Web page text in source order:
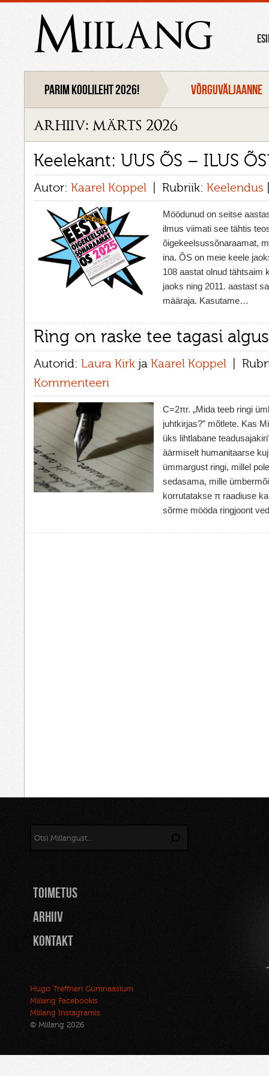
Miilang
Parim koolileht 2026! VÕRGUVÄLJAANNE
arhiiv: märts 2026
Keelekant: UUS ÕS – ILUS
Autor: Kaarel Koppel Rubriik: Keelendus
Möödunud on seitse
ilmus viimati see tähtis
õigekeelsussõnaraamat,
ina. ÕS on meie keele
108 aastat olnud tähtsaim
jaoks ning 2011. aastast
määraja. Kasutame…
Ring on raske tee tagasi
Autorid: Laura Kirk ja Kaarel Koppel
Kommenteeri
C=2πr. „Mida teeb ringi
juhtkirjas?” mõtlete. Kas
üks lihtlabane
äärmiselt humanitaarse
ümmargust ringi, millel
sedasama, mille
korrutatakse π raadiuse
sõrme mööda ringjoont
TOIMETUS
Arhiiv
Kontakt
Hugo Treffneri Gümnaasium
Miilang Facebookis
Miilang Instagramis
© Miilang 2026